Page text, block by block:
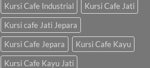
Kursi Cafe Industrial
Kursi Cafe Jati
Kursi cafe Jati Jepara
Kursi Cafe Jepara
Kursi Cafe Kayu
Kursi Cafe Kayu Jati